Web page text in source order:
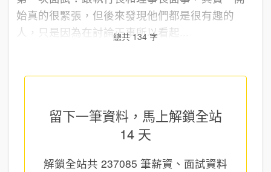
始真的很緊張，但後來發現他們都是很有趣的
人，只是因為在討論正事所以看起...
總共 134 字
留下一筆資料，馬上解鎖全站
14 天
解鎖全站共 237085 筆薪資、面試資料